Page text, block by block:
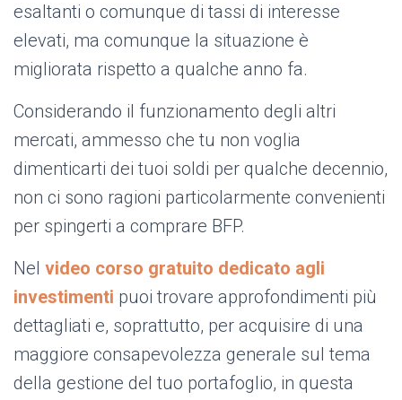
esaltanti o comunque di tassi di interesse
elevati, ma comunque la situazione è
migliorata rispetto a qualche anno fa.
Considerando il funzionamento degli altri
mercati, ammesso che tu non voglia
dimenticarti dei tuoi soldi per qualche decennio,
non ci sono ragioni particolarmente convenienti
per spingerti a comprare BFP.
Nel video corso gratuito dedicato agli
investimenti puoi trovare approfondimenti più
dettagliati e, soprattutto, per acquisire di una
maggiore consapevolezza generale sul tema
della gestione del tuo portafoglio, in questa